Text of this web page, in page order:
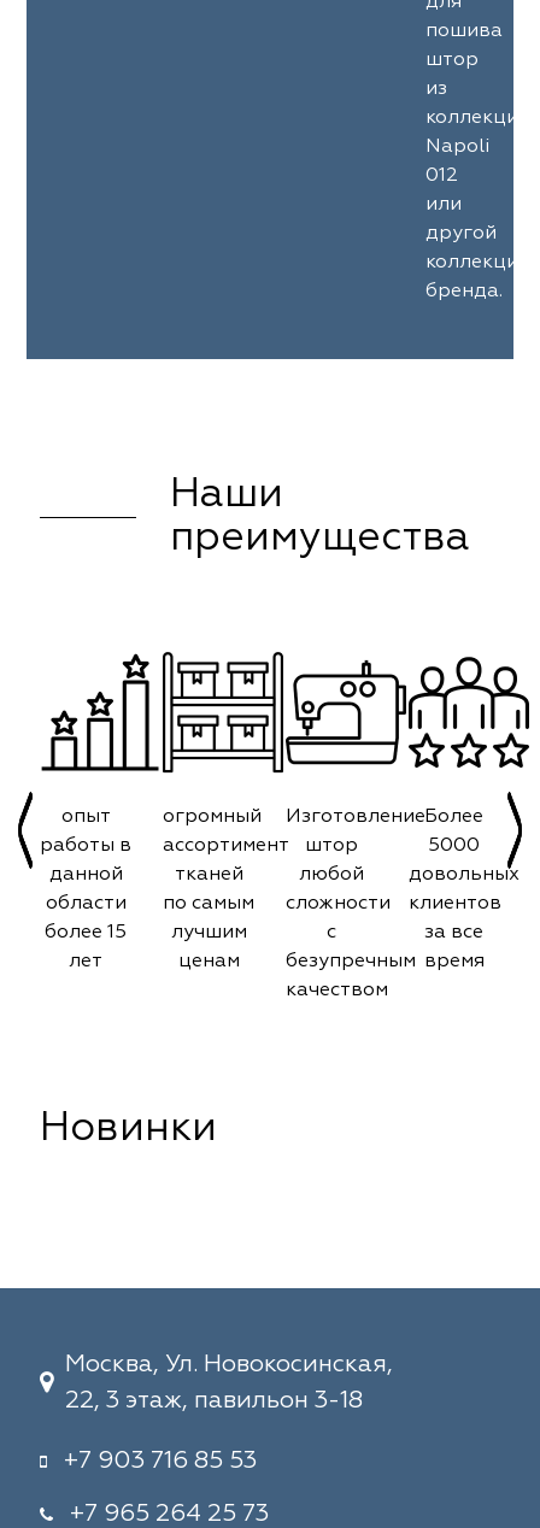
пошива
штор
из
Napoli
012
или
другой
коллекции
бренда.
Наши
преимущества
опыт
работы в
данной
области
более 15
лет
огромный
ассортимент
тканей
по самым
лучшим
ценам
Изготовление
штор
любой
сложности
с
безупречным
качеством
Более
5000
довольных
клиентов
за все
время
Новинки
Москва, Ул. Новокосинская,
22, 3 этаж, павильон 3-18
+7 903 716 85 53
+7 965 264 25 73